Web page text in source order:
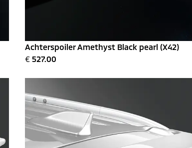
Achterspoiler Amethyst Black pearl (X42)
€ 527.00